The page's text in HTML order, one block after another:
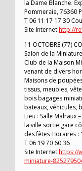
la Dame Blanche.
Pommeraie, 76360
T 06 11 17 17 30
Site Internethttp://
11 OCTOBRE (77)
Salon de la
Club de la Maison
venant de divers
Maisons de
tissus, meubles,
bois bagages
bateaux, véhicules,
Lieu : Salle Malraux
la ville sortie gare
des fêtes Horaires :
T 06 19 70 60 36
Site Internethttps://
miniature-